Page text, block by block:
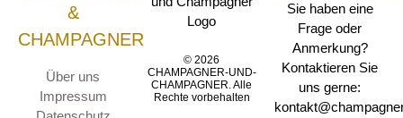
&
CHAMPAGNER
Über uns
Impressum
© 2026
CHAMPAGNER-UND-
CHAMPAGNER. Alle
Rechte vorbehalten
Sie haben eine
Frage oder
Anmerkung?
Kontaktieren Sie
uns gerne: